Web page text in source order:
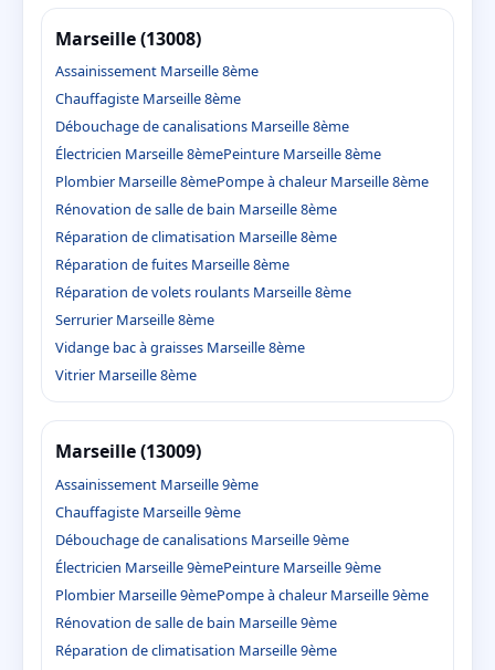
Marseille (13008)
Assainissement Marseille 8ème
Chauffagiste Marseille 8ème
Débouchage de canalisations Marseille 8ème
Électricien Marseille 8èmePeinture Marseille 8ème
Plombier Marseille 8èmePompe à chaleur Marseille 8ème
Rénovation de salle de bain Marseille 8ème
Réparation de climatisation Marseille 8ème
Réparation de fuites Marseille 8ème
Réparation de volets roulants Marseille 8ème
Serrurier Marseille 8ème
Vidange bac à graisses Marseille 8ème
Vitrier Marseille 8ème
Marseille (13009)
Assainissement Marseille 9ème
Chauffagiste Marseille 9ème
Débouchage de canalisations Marseille 9ème
Électricien Marseille 9èmePeinture Marseille 9ème
Plombier Marseille 9èmePompe à chaleur Marseille 9ème
Rénovation de salle de bain Marseille 9ème
Réparation de climatisation Marseille 9ème